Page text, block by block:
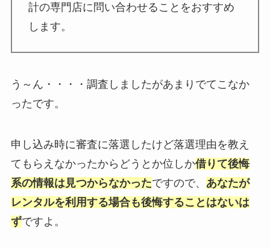
計の専門店に問い合わせることをおすすめ
します。
う～ん・・・・調査しましたがあまりでてこなか
ったです。
申し込み時に審査に落選したけど落選理由を教え
てもらえなかったからどうとか位しか借りて後悔
系の情報は見つからなかったですので、 あなたが
レンタルを利用する場合も後悔することはないは
ずですよ。